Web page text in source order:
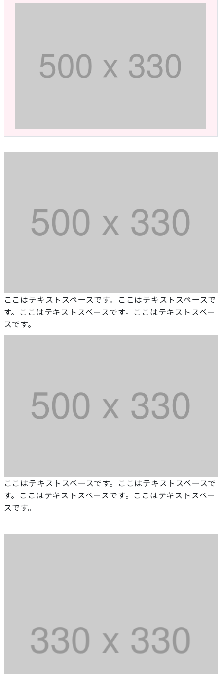
ここはテキストスペースです。ここはテキストスペースで
す。ここはテキストスペースです。ここはテキストスペー
スです。
ここはテキストスペースです。ここはテキストスペースで
す。ここはテキストスペースです。ここはテキストスペー
スです。